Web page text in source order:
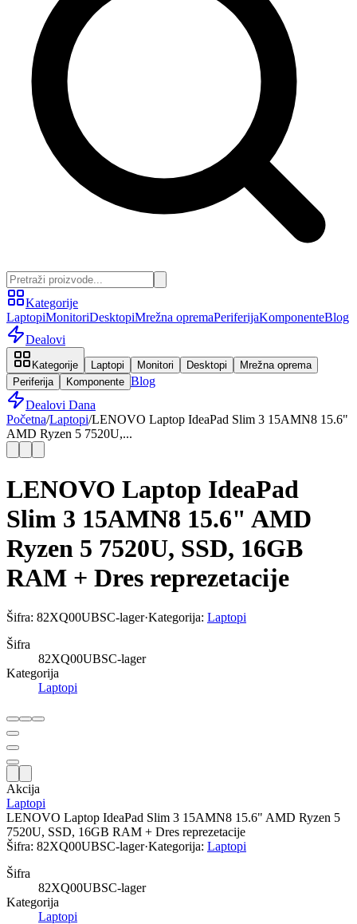
Kategorije
LaptopiMonitoriDesktopiMrežna opremaPeriferijaKomponenteBlog
Dealovi
Kategorije Laptopi Monitori Desktopi
Mrežna oprema
Periferija
Komponente Blog
Dealovi Dana
Početna/Laptopi/LENOVO Laptop IdeaPad Slim 3 15AMN8 15.6"
AMD Ryzen 5 7520U,...
LENOVO Laptop IdeaPad
Slim 3 15AMN8 15.6" AMD
Ryzen 5 7520U, SSD, 16GB
RAM + Dres reprezetacije
Šifra: 82XQ00UBSC-lager·Kategorija: Laptopi
Šifra
82XQ00UBSC-lager
Kategorija
Laptopi
Akcija
Laptopi
LENOVO Laptop IdeaPad Slim 3 15AMN8 15.6" AMD Ryzen 5
7520U, SSD, 16GB RAM + Dres reprezetacije
Šifra: 82XQ00UBSC-lager·Kategorija: Laptopi
Šifra
82XQ00UBSC-lager
Kategorija
Laptopi